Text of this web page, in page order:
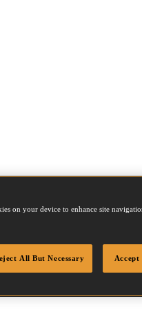
on your device to enhance site
All But Necessary Accept